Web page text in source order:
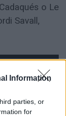
Information
parties, or
for
o Le
Savall,